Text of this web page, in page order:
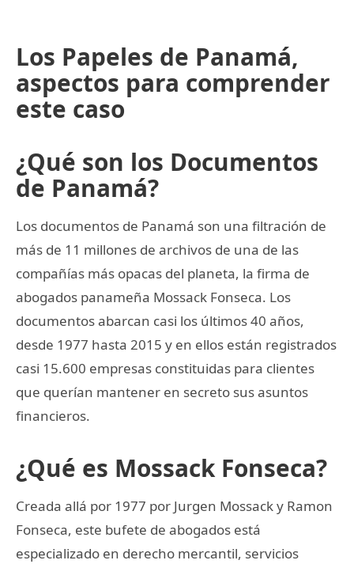
Los Papeles de Panamá,
aspectos para comprender
este caso
¿Qué son los Documentos
de Panamá?
Los documentos de Panamá son una filtración de
más de 11 millones de archivos de una de las
compañías más opacas del planeta, la firma de
abogados panameña Mossack Fonseca. Los
documentos abarcan casi los últimos 40 años,
desde 1977 hasta 2015 y en ellos están registrados
casi 15.600 empresas constituidas para clientes
que querían mantener en secreto sus asuntos
financieros.
¿Qué es Mossack Fonseca?
Creada allá por 1977 por Jurgen Mossack y Ramon
Fonseca, este bufete de abogados está
especializado en derecho mercantil, servicios